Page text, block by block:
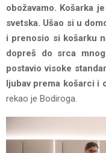
obožavamo. Košarka
svetska. Ušao si u
i prenosio si košarku
dopreš do srca
postavio visoke
ljubav prema košarci i
rekao je Bodiroga.